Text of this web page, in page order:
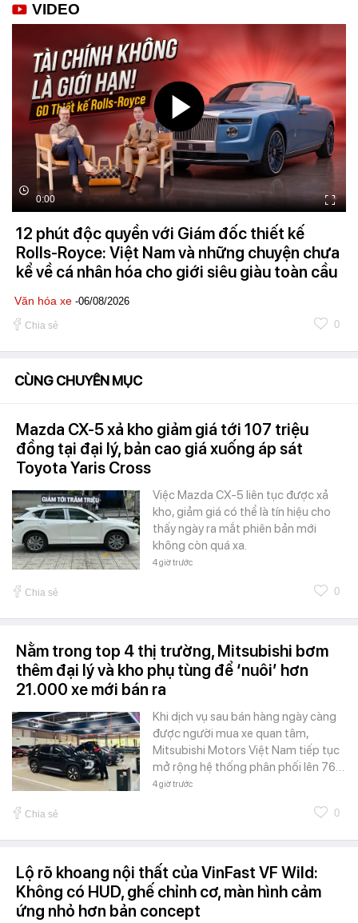
VIDEO
0:00
12 phút độc quyền với Giám đốc thiết kế
Rolls-Royce: Việt Nam và những chuyện chưa
kể về cá nhân hóa cho giới siêu giàu toàn cầu
Văn hóa xe -06/08/2026
Chia sẻ 0
CÙNG CHUYÊN MỤC
Mazda CX-5 xả kho giảm giá tới 107 triệu
đồng tại đại lý, bản cao giá xuống áp sát
Toyota Yaris Cross
Việc Mazda CX-5 liên tục được xả
kho, giảm giá có thể là tín hiệu cho
thấy ngày ra mắt phiên bản mới
không còn quá xa.
4 giờ trước
Chia sẻ 0
Nằm trong top 4 thị trường, Mitsubishi bơm
thêm đại lý và kho phụ tùng để ‘nuôi’ hơn
21.000 xe mới bán ra
Khi dịch vụ sau bán hàng ngày càng
được người mua xe quan tâm,
Mitsubishi Motors Việt Nam tiếp tục
mở rộng hệ thống phân phối lên 76…
4 giờ trước
Chia sẻ 0
Lộ rõ khoang nội thất của VinFast VF Wild:
Không có HUD, ghế chỉnh cơ, màn hình cảm
ứng nhỏ hơn bản concept